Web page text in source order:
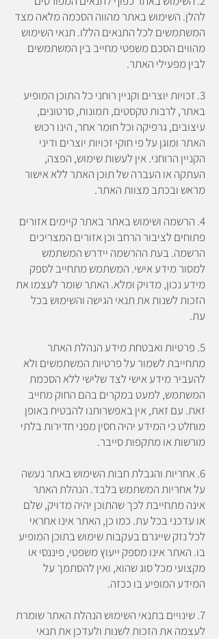
להלן. השימוש באתר מהווה הסכמה מלאה מצד
המשתמשים לכל התנאים הללו. תנאי השימוש
מהווים הסכם משפטי מחייב בין המשתמשים
לבין מפעילי האתר.
3. זכויות יוצרים וקניין רוחני כל התוכן המופיע
באתר, לרבות טקסטים, תמונות, סרטונים,
עיצובים, גרפיקה וכל חומר אחר, הינו רכוש
האתר ומוגן על פי חוקי זכויות יוצרים ודיני
הקניין הרוחני. אין לעשות שימוש, הפצה,
העתקה או העברה של תוכן האתר ללא אישור
מראש ובכתב מצוות האתר.
4. הרשמה ושימוש באתר באתר קיימים אזורים
פתוחים לציבור הרחב וכן אזורים המצריכים
הרשמה. בעת ההרשמה יידרש המשתמש
למסור מידע אישי. המשתמש מתחייב לספק
מידע נכון, מדויק ומלא. האתר שומר לעצמו את
הזכות לשנות את תנאי הגישה והשימוש בכל
עת.
5. פרטיות ואבטחת מידע הנהלת האתר
מתחייבת לשמור על פרטיות המשתמשים ולא
להעביר מידע אישי לצד שלישי ללא הסכמת
המשתמש, למעט במקרים בהם החוק מחייב
זאת. עם זאת, אין באפשרותנו להבטיח באופן
מוחלט כי המידע יהיה חסין מפני חדירות בלתי
מורשות או מתקפות סייבר.
6. אחריות והגבלת חבות השימוש באתר נעשה
על אחריות המשתמש בלבד. הנהלת האתר
אינה מתחייבת לכך שהתוכן יהיה מדויק, שלם
או עדכני בכל עת. כמו כן, האתר אינו אחראי
לכל נזק שייגרם בעקבות שימוש בתוכן המופיע
בו. האתר אינו מספק ייעוץ משפטי, פיננסי או
מקצועי מכל סוג שהוא, ואין להסתמך על
המידע המופיע בו ככזה.
7. שינויים בתנאי השימוש הנהלת האתר שומרת
לעצמה את הזכות לשנות ולעדכן את תנאי